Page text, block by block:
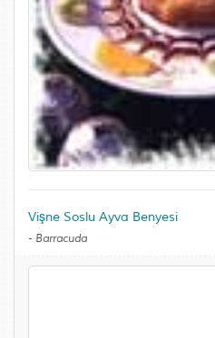
Vişne Soslu Ayva Benyesi
- Barracuda